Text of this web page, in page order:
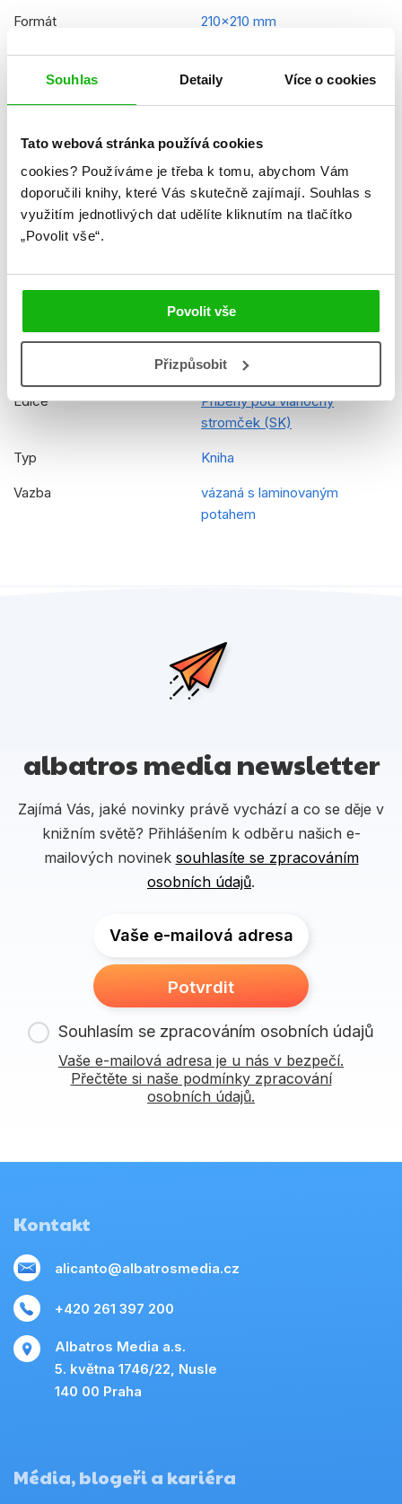
Souhlas Detaily Více o cookies
Tato webová stránka používá cookies
cookies? Používáme je třeba k tomu, abychom Vám
doporučili knihy, které Vás skutečně zajímají. Souhlas s
využitím jednotlivých dat udělíte kliknutím na tlačítko
„Povolit vše“.
Povolit vše
Přizpůsobit
Formát 210x210 mm
Hmotnost 0,397 kg
slovenština
Coming - Jingle Smells -
Holiday Helpers
Původní jazyk
Překladatel
DUPLICITNÍ Baluchová
Veronika
EAN 9788025256008
4
Edice
Príbehy pod vianočný
stromček (SK)
Typ Kniha
Vazba
vázaná s laminovaným
potahem
albatros media newsletter
Zajímá Vás, jaké novinky právě vychází a co se děje v
knižním světě? Přihlášením k odběru našich e-
mailových novinek souhlasíte se zpracováním
osobních údajů.
Vaše e-mailová adresa
Potvrdit
Souhlasím se zpracováním osobních údajů
Vaše e-mailová adresa je u nás v bezpečí.
Přečtěte si naše podmínky zpracování
osobních údajů.
Kontakt
alicanto@albatrosmedia.cz
+420 261 397 200
Albatros Media a.s.
5. května 1746/22, Nusle
140 00 Praha
Média, blogeři a kariéra